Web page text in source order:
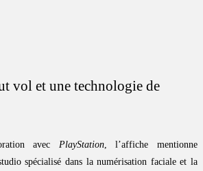
vol et une technologie de
avec PlayStation, l’affiche mentionne
spécialisé dans la numérisation faciale et la